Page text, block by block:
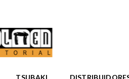
TSUBAKI